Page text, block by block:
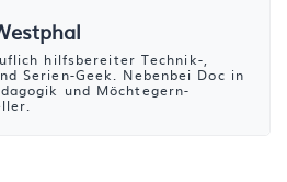
hilfsbereiter Technik-,
Serien-Geek. Nebenbei Doc in
und Möchtegern-